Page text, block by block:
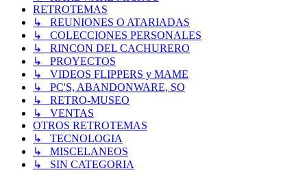
RETROTEMAS
↳ REUNIONES O ATARIADAS
↳ COLECCIONES PERSONALES
↳ RINCON DEL CACHURERO
↳ PROYECTOS
↳ VIDEOS FLIPPERS y MAME
↳ PC'S, ABANDONWARE, SO
↳ RETRO-MUSEO
↳ VENTAS
OTROS RETROTEMAS
↳ TECNOLOGIA
↳ MISCELANEOS
↳ SIN CATEGORIA